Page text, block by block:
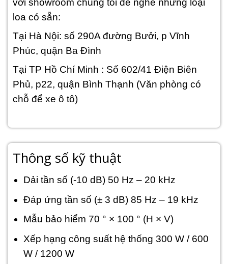
với showroom chúng tôi đễ nghe những loại
loa có sẵn:
Tại Hà Nội: số 290A đường Bưởi, p Vĩnh
Phúc, quận Ba Đình
Tại TP Hồ Chí Minh : Số 602/41 Điện Biên
Phủ, p22, quận Bình Thạnh (Văn phòng có
chỗ để xe ô tô)
Thông số kỹ thuật
Dải tần số (-10 dB) 50 Hz – 20 kHz
Đáp ứng tần số (± 3 dB) 85 Hz – 19 kHz
Mẫu bảo hiểm 70 ° × 100 ° (H × V)
Xếp hạng công suất hệ thống 300 W / 600
W / 1200 W